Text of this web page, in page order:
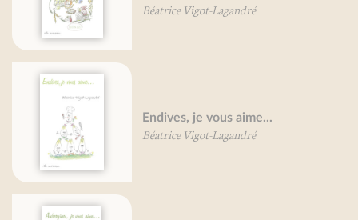
Béatrice Vigot-Lagandré
Endives, je vous aime...
Béatrice Vigot-Lagandré